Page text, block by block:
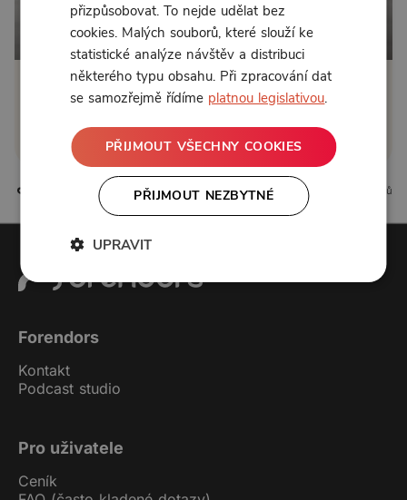
Od 183 Kč měsíčně nebo 155 Kč jednorázově
Zřídit předplatné
Koupit příspěvek
2 líbí 2 komentářů
Forendors
Kontakt
Podcast studio
Pro uživatele
Ceník
přizpůsobovat. To nejde udělat bez
cookies. Malých souborů, které slouží ke
statistické analýze návštěv a distribuci
některého typu obsahu. Při zpracování dat
se samozřejmě řídíme platnou legislativou.
PŘIJMOUT VŠECHNY COOKIES
PŘIJMOUT NEZBYTNÉ
UPRAVIT